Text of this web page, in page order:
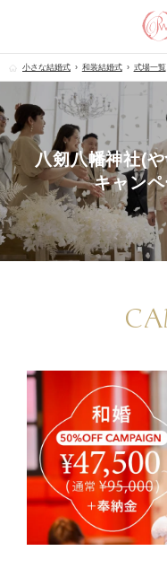
小さな結婚式 和装結婚式 式場一覧
八剱八幡神社(
キャン